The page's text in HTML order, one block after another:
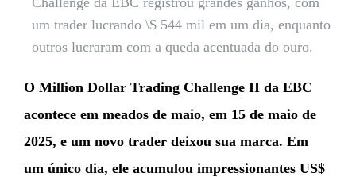
um trader lucrando \$ 544 mil em um dia, enquanto
outros lucraram com a queda acentuada do ouro.
O Million Dollar Trading Challenge II da EBC
acontece em meados de maio, em 15 de maio de
2025, e um novo trader deixou sua marca. Em
um único dia, ele acumulou impressionantes US$